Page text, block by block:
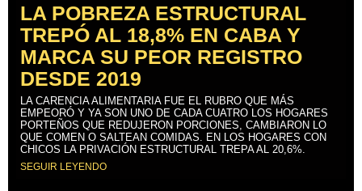
LA POBREZA ESTRUCTURAL
TREPÓ AL 18,8% EN CABA Y
MARCA SU PEOR REGISTRO
DESDE 2019
LA CARENCIA ALIMENTARIA FUE EL RUBRO QUE MÁS
EMPEORÓ Y YA SON UNO DE CADA CUATRO LOS HOGARES
PORTEÑOS QUE REDUJERON PORCIONES, CAMBIARON LO
QUE COMEN O SALTEAN COMIDAS. EN LOS HOGARES CON
CHICOS LA PRIVACIÓN ESTRUCTURAL TREPA AL 20,6%.
SEGUIR LEYENDO